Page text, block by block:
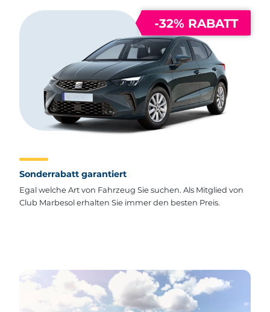
-32% RABATT
Sonderrabatt garantiert
Egal welche Art von Fahrzeug Sie suchen. Als Mitglied von
Club Marbesol erhalten Sie immer den besten Preis.